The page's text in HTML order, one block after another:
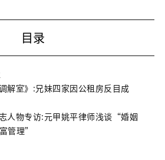
目录
解室》:兄妹四家因公租房反目成
人物专访:元甲姚平律师浅谈“婚姻
管理”